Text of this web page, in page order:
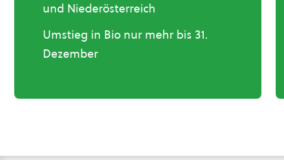
und Niederösterreich
Umstieg in Bio nur mehr bis 31.
Dezember